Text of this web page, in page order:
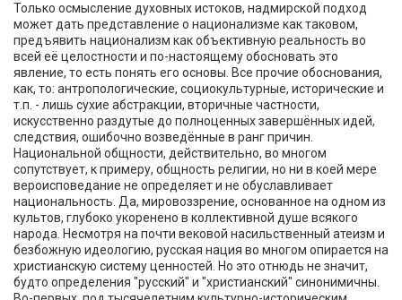
Только осмысление духовных истоков, надмирской подход
может дать представление о национализме как таковом,
предъявить национализм как объективную реальность во
всей её целостности и по-настоящему обосновать это
явление, то есть понять его основы. Все прочие обоснования,
как, то: антропологические, социокультурные, исторические и
т.п. - лишь сухие абстракции, вторичные частности,
искусственно раздутые до полноценных завершённых идей,
следствия, ошибочно возведённые в ранг причин.
Национальной общности, действительно, во многом
сопутствует, к примеру, общность религии, но ни в коей мере
вероисповедание не определяет и не обуславливает
национальность. Да, мировоззрение, основанное на одном из
культов, глубоко укоренено в коллективной душе всякого
народа. Несмотря на почти вековой насильственный атеизм и
безбожную идеологию, русская нация во многом опирается на
христианскую систему ценностей. Но это отнюдь не значит,
будто определения "русский" и "христианский" синонимичны.